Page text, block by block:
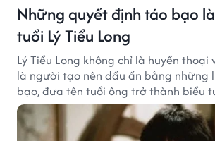
Những quyết định táo bạo
tuổi Lý Tiểu Long
Lý Tiểu Long không chỉ là huyền thoại
là người tạo nên dấu ấn bằng những
bạo, đưa tên tuổi ông trở thành biểu